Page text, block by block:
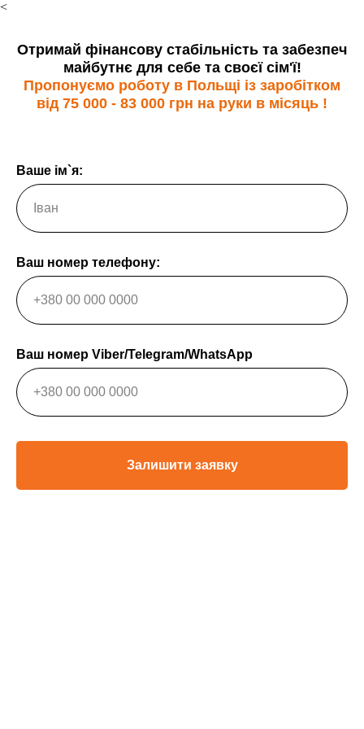
<
Отримай фінансову стабільність та забезпеч
майбутнє для себе та своєї сім'ї!
Пропонуємо роботу в Польщі із заробітком
від 75 000 - 83 000 грн на руки в місяць !
Ваше ім`я:
Ваш номер телефону:
Ваш номер Viber/Telegram/WhatsApp
Залишити заявку